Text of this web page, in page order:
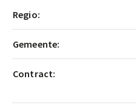
Regio:
Gemeente:
Contract: